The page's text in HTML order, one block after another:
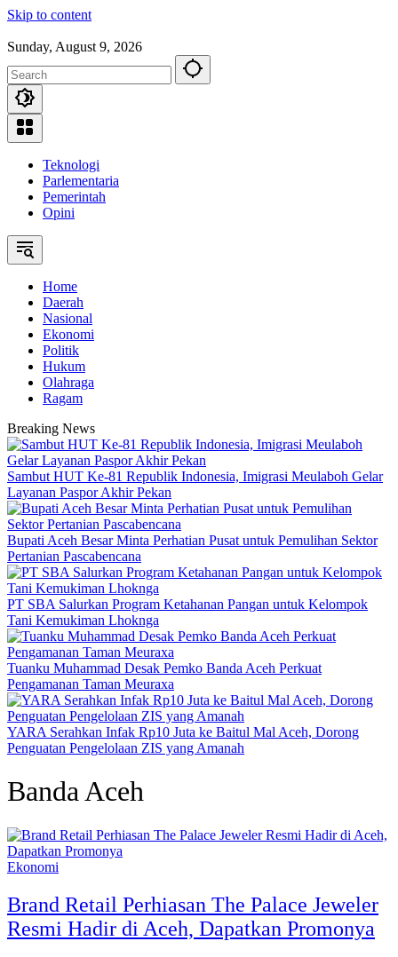
Skip to content
Sunday, August 9, 2026
Teknologi
Parlementaria
Pemerintah
Opini
Home
Daerah
Nasional
Ekonomi
Politik
Hukum
Olahraga
Ragam
Breaking News
Sambut HUT Ke-81 Republik Indonesia, Imigrasi Meulaboh Gelar
Layanan Paspor Akhir Pekan
Bupati Aceh Besar Minta Perhatian Pusat untuk Pemulihan Sektor
Pertanian Pascabencana
PT SBA Salurkan Program Ketahanan Pangan untuk Kelompok
Tani Kemukiman Lhoknga
Tuanku Muhammad Desak Pemko Banda Aceh Perkuat
Pengamanan Taman Meuraxa
YARA Serahkan Infak Rp10 Juta ke Baitul Mal Aceh, Dorong
Penguatan Pengelolaan ZIS yang Amanah
Banda Aceh
Ekonomi
Brand Retail Perhiasan The Palace Jeweler
Resmi Hadir di Aceh, Dapatkan Promonya